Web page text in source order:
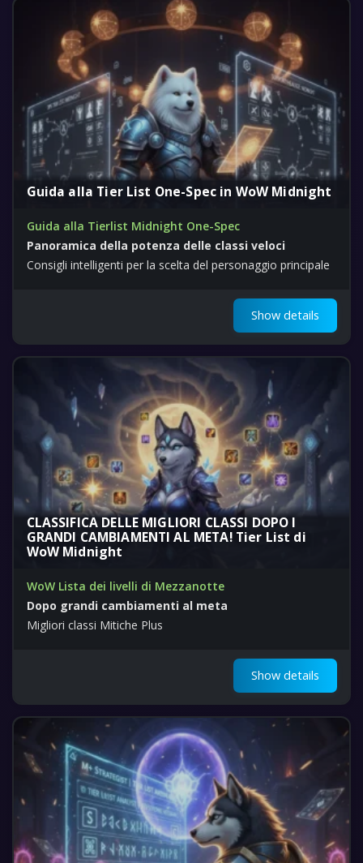
Guida alla Tier List One-Spec in WoW Midnight
Guida alla Tierlist Midnight One-Spec
Panoramica della potenza delle classi veloci
Consigli intelligenti per la scelta del personaggio principale
Show details
CLASSIFICA DELLE MIGLIORI CLASSI DOPO I
GRANDI CAMBIAMENTI AL META! Tier List di
WoW Midnight
WoW Lista dei livelli di Mezzanotte
Dopo grandi cambiamenti al meta
Migliori classi Mitiche Plus
Show details